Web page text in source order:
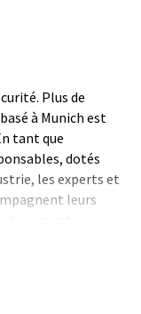
Plus de
à Munich est
tant que
dotés
les experts et
leurs
experts
essentielles